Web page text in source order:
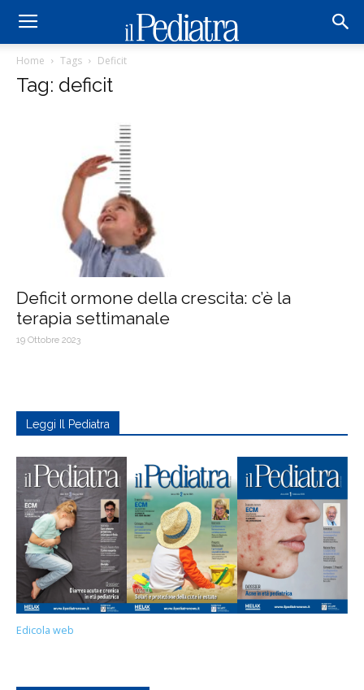
Home Tags Deficit
Tag: deficit
Deficit ormone della crescita: c’è la
terapia settimanale
19 Ottobre 2023
Leggi Il Pediatra
Edicola web